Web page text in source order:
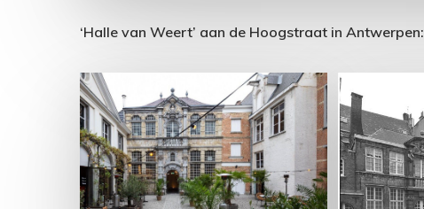
‘Halle van Weert’ aan de Hoogstraat in Antwerpen: